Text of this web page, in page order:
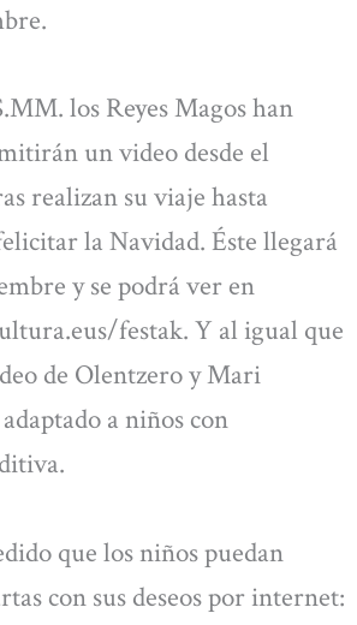
los Reyes Magos han
un video desde el
realizan su viaje hasta
la Navidad. Éste llegará
y se podrá ver en
festak. Y al igual que
de Olentzero y Mari
a niños con
que los niños puedan
con sus deseos por internet: